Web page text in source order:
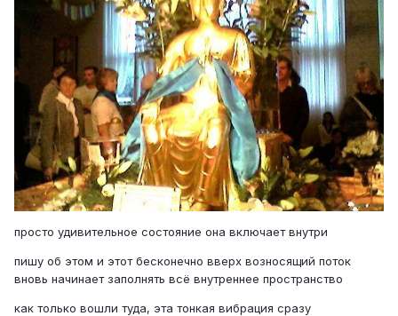
просто удивительное состояние она включает внутри
пишу об этом и этот бесконечно вверх возносящий поток
вновь начинает заполнять всё внутреннее пространство
как только вошли туда, эта тонкая вибрация сразу